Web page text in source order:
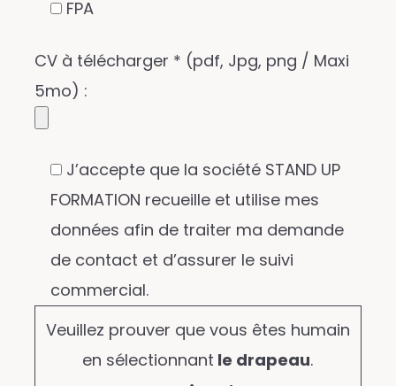
FPA
CV à télécharger * (pdf, Jpg, png / Maxi
5mo) :
J’accepte que la société STAND UP
FORMATION recueille et utilise mes
données afin de traiter ma demande
de contact et d’assurer le suivi
commercial.
Veuillez prouver que vous êtes humain
en sélectionnant le drapeau.